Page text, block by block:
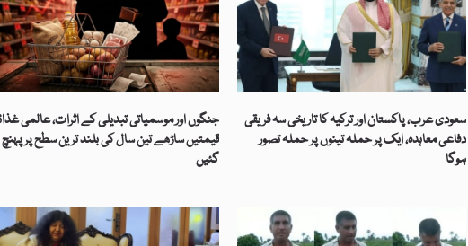
جنگوں اور موسمیاتی تبدیلی کے اثرات، عالمی
قیمتیں ساڑھے تین سال کی بلند ترین سطح پر پہنچ
گئیں
سعودی عرب، پاکستان اور ترکیہ کا تاریخی سہ فریقی
دفاعی معاہدہ، ایک پر حملہ تینوں پر حملہ تصور
ہوگا